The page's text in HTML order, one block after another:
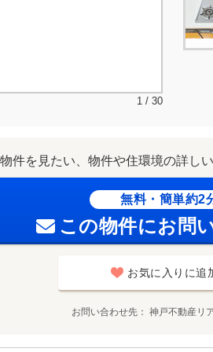
1 / 30
物件を見たい、物件や住環境の詳し
無料・簡単約2
この物件にお問
お気に入りに追
お問い合わせ先 神戸不動産リ